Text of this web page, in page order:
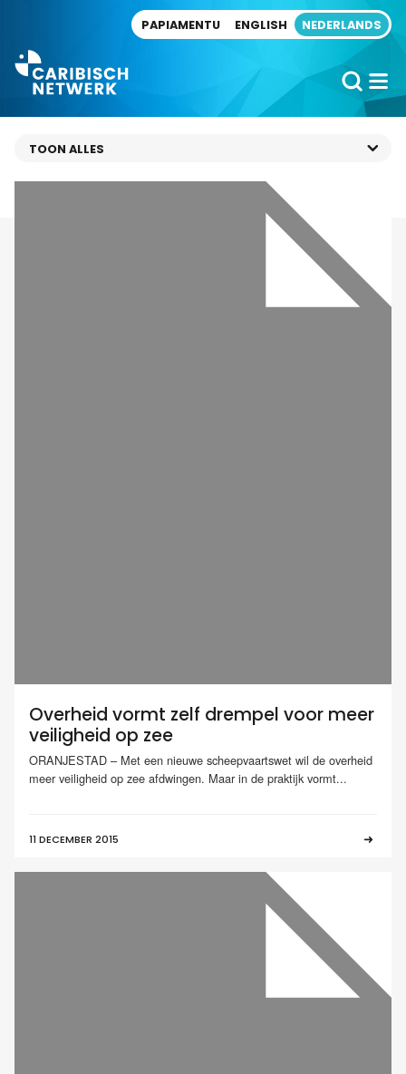
PAPIAMENTU ENGLISH NEDERLANDS
Overheid vormt zelf drempel voor meer
veiligheid op zee
ORANJESTAD – Met een nieuwe scheepvaartswet wil de overheid
meer veiligheid op zee afdwingen. Maar in de praktijk vormt...
11 DECEMBER 2015